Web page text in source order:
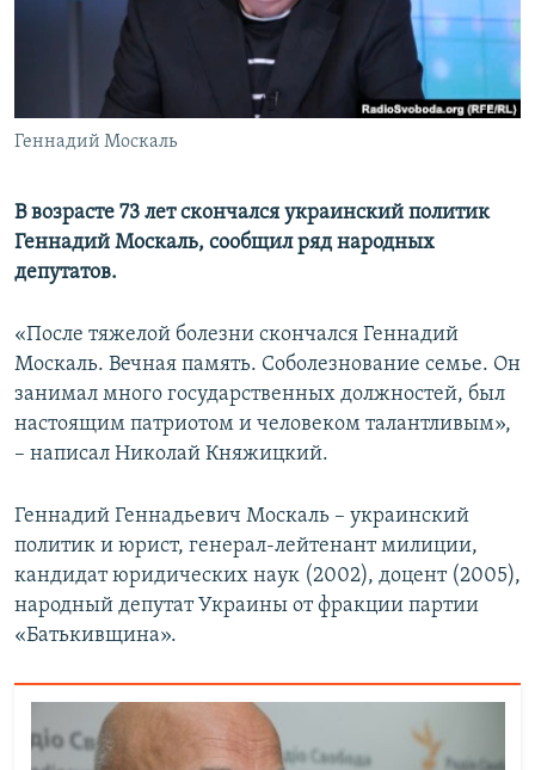
ПОБЕДИТЕЛЕЙ НЕ СУДЯТ?
УКРАИНСКАЯ ПРОБЛЕМА КРЫМА
ПРИСОЕДИНЯЙТЕСЬ!
Геннадий Москаль
В возрасте 73 лет скончался украинский политик
Геннадий Москаль, сообщил ряд народных
депутатов.
«После тяжелой болезни скончался Геннадий
Москаль. Вечная память. Соболезнование семье. Он
занимал много государственных должностей, был
настоящим патриотом и человеком талантливым»,
– написал Николай Княжицкий.
Геннадий Геннадьевич Москаль – украинский
политик и юрист, генерал-лейтенант милиции,
кандидат юридических наук (2002), доцент (2005),
народный депутат Украины от фракции партии
«Батькивщина».